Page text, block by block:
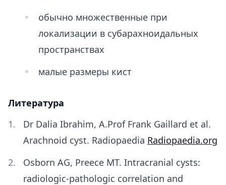
обычно множественные при
локализации в субарахноидальных
пространствах
малые размеры кист
Литература
Dr Dalia Ibrahim, A.Prof Frank Gaillard et al.
Arachnoid cyst. Radiopaedia Radiopaedia.org
Osborn AG, Preece MT. Intracranial cysts:
radiologic-pathologic correlation and